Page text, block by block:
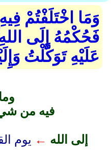
وَمَا اخْتَلَفْتُمْ
فَحُكْمُهُ إِلَى
عَلَيْهِ تَوَكَّلْتُ
فيه من
إلى الله ← يوم